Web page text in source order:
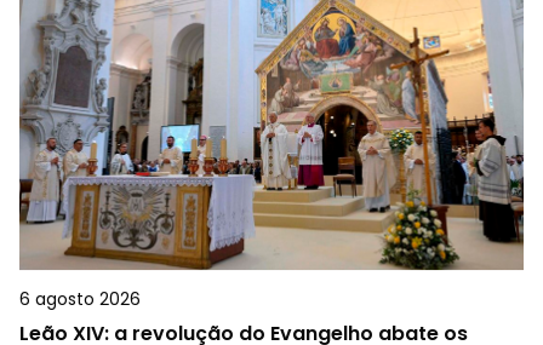
6 agosto 2026
Leão XIV: a revolução do Evangelho abate os